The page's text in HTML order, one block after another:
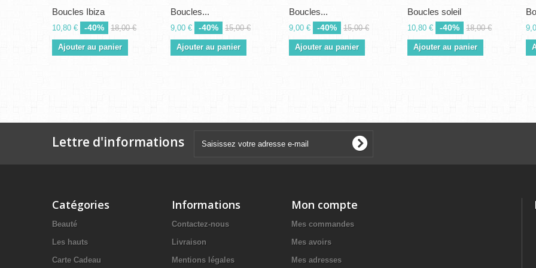
Boucles Ibiza
10,80 € -40% 18,00 €
Ajouter au panier
Boucles...
9,00 € -40% 15,00 €
Ajouter au panier
Boucles...
9,00 € -40% 15,00 €
Ajouter au panier
Boucles soleil
10,80 € -40% 18,00 €
Ajouter au panier
Lettre d'informations
Catégories
Beauté
Les hauts
Carte Cadeau
Informations
Contactez-nous
Livraison
Mentions légales
Mon compte
Mes commandes
Mes avoirs
Mes adresses